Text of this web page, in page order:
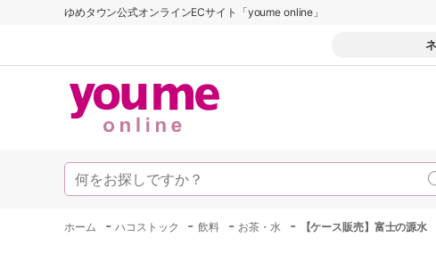
ゆめタウン公式オンラインECサイト「youme online」
ホーム -ハコストック -飲料 - お茶・水 - 【ケース販売】富士の源